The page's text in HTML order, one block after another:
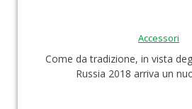
Accessori
Come da tradizione, in vista
Russia 2018 arriva un